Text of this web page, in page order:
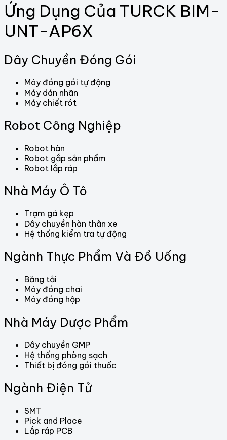
Ứng Dụng Của TURCK BIM-
UNT-AP6X
Dây Chuyền Đóng Gói
Máy đóng gói tự động
Máy dán nhãn
Máy chiết rót
Robot Công Nghiệp
Robot hàn
Robot gắp sản phẩm
Robot lắp ráp
Nhà Máy Ô Tô
Trạm gá kẹp
Dây chuyền hàn thân xe
Hệ thống kiểm tra tự động
Ngành Thực Phẩm Và Đồ Uống
Băng tải
Máy đóng chai
Máy đóng hộp
Nhà Máy Dược Phẩm
Dây chuyền GMP
Hệ thống phòng sạch
Thiết bị đóng gói thuốc
Ngành Điện Tử
SMT
Pick and Place
Lắp ráp PCB